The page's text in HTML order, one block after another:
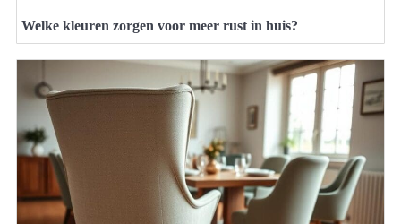
Welke kleuren zorgen voor meer rust in huis?